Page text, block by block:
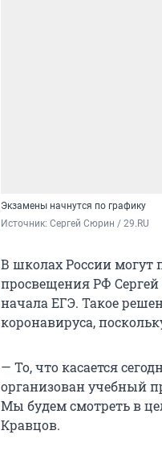
Экзамены начнутся по графику
Источник: Сергей Сюрин / 29.RU
В школах России могут
просвещения РФ Сергей
начала ЕГЭ. Такое
коронавируса,
— То, что касается
организован учебный
Мы будем смотреть в
Кравцов.